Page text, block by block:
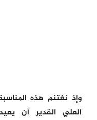
وإذ نغتنم هذه
العلي القدير أن